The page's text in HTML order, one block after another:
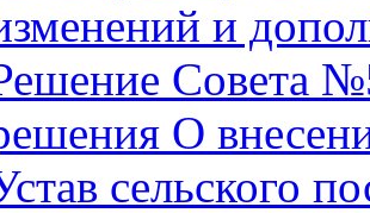
и
Совета
О
сельского